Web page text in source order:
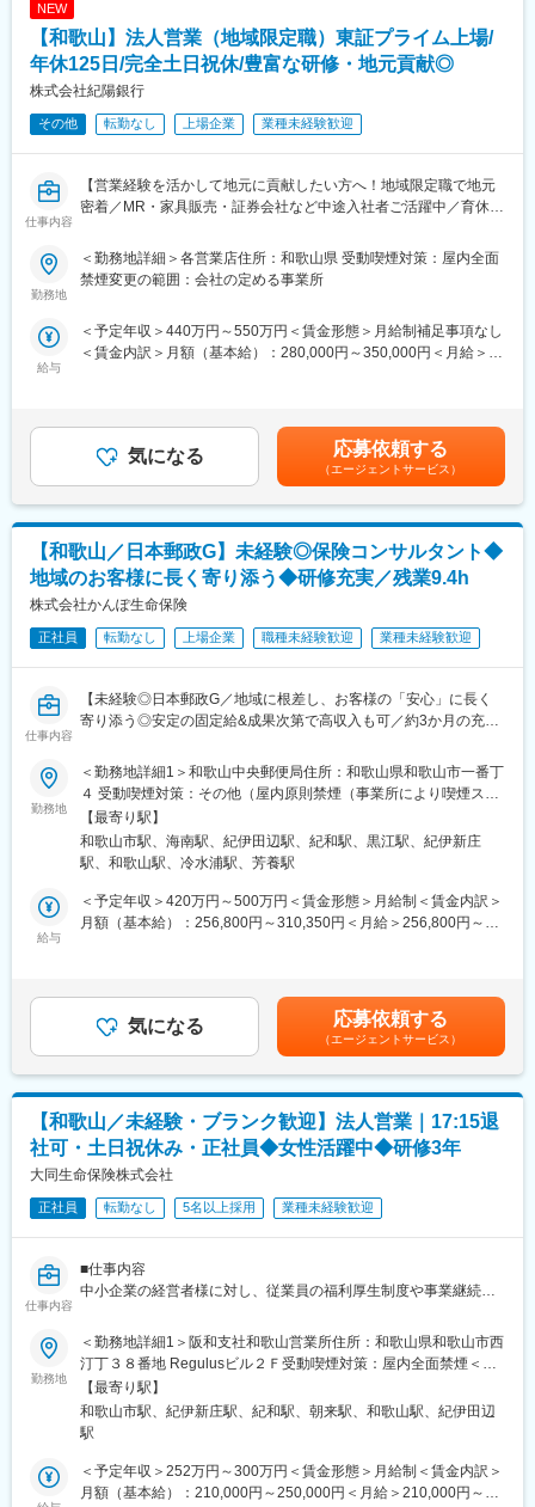
20商品)を扱っているため、商品力があり提案しやすい環境です。
また、財務指標が良好で、安定した経営基盤がございます。景況
感に左右されにくく、現在も安定的に成長しております。
変更の範囲：会社の定める業務
■主な業務内容：
・既存のお客様へ電話で状況確認、アポイント取得
・来店されたお客様への相談対応
・お客様のライフプラン(結婚、出産、転職など)をヒアリング
・がん保険、医療保険、介護保険などの見直し、追加提案
・契約後のフォロー、給付金請求などのサポート
■組織構成：
岩出店含め8名で構成されております。
■ポジションの魅力：
◎無理なく長期的に就業可能！
12連休取得した方もいます！
既存顧客中心のため、丁寧に向き合うほど信頼が深まり、その積
み重ねが提案の幅や成果につながります。
■当社について：
近畿で1番最初にアフラックサービスショップを開店したこともあ
り、長期的にご契約頂いているお客様も多く、現在、約20,000人
のご契約者様にご契約いただいております。
日本のがん保険の内シェア50％の知名度の高いアフラック商品(約
20商品)を扱っているため、商品力があり提案しやすい環境です。
また、財務指標が良好で、安定した経営基盤がございます。景況
変更の範囲：会社の定める業務
NEW
【和歌山】法人営業（地域限定職）東証プライム上場/
年休125日/完全土日祝休/豊富な研修・地元貢献◎
株式会社紀陽銀行
その他 転勤なし 上場企業 業種未経験歓迎
仕事内容
【営業経験を活かして地元に貢献したい方へ！地域限定職で地元
密着／MR・家具販売・証券会社など中途入社者ご活躍中／育休
◎】
担当エリアの地元企業様に対して、資金ニーズを聞き出し、融資
案件を組成する業務となります。
なります。
他業界からの中途入社実績が多く、銀行営業はコンサル業務に近
いため、顧客がどういうことにお悩みになられているか、その感
度やアンテナが高い方がご活躍しております。（他業界…MR、家
具販売、証券会社、保険会社、審判会社、カード会社など）
■研修制度
キャリア意識の向上やマネジメント力などを身につけていく「階
層別研修」、全行員共通の研修とは別系統で、職務やキャリアに
応じてスキルアップを図る「業務別研修」など、さまざまな教育
マートフォンや自宅のパソコンでセミナーや講義が視聴できる
KIYO Smart Banker（スマバン）も利用可能です。中小企業診断
など、行員のチャレンジ精神を存分に発揮できるサポート体制を
組んでいます。
■特徴・魅力
★さまざまな場面でコンサルティング機能を発揮
お客さまのさまざまな課題に対して、営業店と本部コンサルティ
ングセクションが連携する体制を構築しています。例えば、営業
推進本部（堺ビル）の『ピクシス営業室』では、地元企業のピク
★女性の活躍推進に積極的：育休取得率90％以上
厚生労働省から「子育てサポート企業」として認定され、「くる
極的な登用をはじめとする「ポジティブアクション」や「仕事と
家庭の両立支援」「キャリア支援」など、行員が働きやすい環境
を整えることで、多様な人材が活躍しています。
変更の範囲：会社の定める業務
勤務地
＜勤務地詳細＞各営業店住所：和歌山県 受動喫煙対策：屋内全面
禁煙変更の範囲：会社の定める事業所
給与
＜予定年収＞440万円～550万円＜賃金形態＞月給制補足事項なし
＜賃金内訳＞月額（基本給）：280,000円～350,000円＜月給＞
気になる 応募依頼する
（エージェントサービス）
【和歌山／日本郵政G】未経験◎保険コンサルタント◆
地域のお客様に長く寄り添う◆研修充実／残業9.4h
株式会社かんぽ生命保険
正社員 転勤なし 上場企業 職種未経験歓迎 業種未経験歓迎
仕事内容
【未経験◎日本郵政G／地域に根差し、お客様の「安心」に長く
寄り添う◎安定の固定給&成果次第で高収入も可／約3か月の充実
★未経験でも長期的にご活躍！
（1）約3か月の集合研修で同期とスタート★子育てなどで参加が
難しい方はリモートプログラムあり
└配属後も班体制で、教育トレーナーや先輩が日常的にフォロー
（2）営業・保険未経験で入社した社員が多数活躍中
└販売接客、事務、技術職、介護職など未経験スタートの社員が
多く定着・活躍中
└ノルマはなく上長と相談しながら目標設定。売上だけでなく、
お客様対応の質やアフターフォローなども含めて総合的に評価
をお任せいたします。
教育、結婚、出産、老後など日々の暮らしの中で生じるお悩みに
対し、郵便局と一体となった地域密着のサービスを活かしなが
ら、一人ひとりに寄り添ったご案内・ご相談対応を行います。
例）1日の流れ：
8:30始業／9:00訪問準備～訪問※契約内容のご説明等など
12:00昼食／13:00訪問
16:00帰社（翌日以降の訪問準備・事務作業）／17:15退社
郵便局の制服を着用しているため、お話を聞いていただきやす
く、アポイント取得や訪問時のハードルが低い点も特徴です。
「あなたに相談したい」「お願いしてよかった」といった言葉を
いただけたときに、大きな達成感とやりがいを感じられます。
できるようサポートします。
勤務地
＜勤務地詳細1＞和歌山中央郵便局住所：和歌山県和歌山市一番丁
４ 受動喫煙対策：その他（屋内原則禁煙（事業所により喫煙スペ
ースあり））＜勤務地詳細2＞海南郵便局住所：和歌山県海南市船
尾２００ 受動喫煙対策：その他（屋内原則禁煙（事業所により喫
煙スペースあり））＜勤務地詳細3＞田辺郵便局住所：和歌山県田
所により喫煙スペースあり））変更の範囲：他和歌山県内5カ所の
郵便局
【最寄り駅】
和歌山市駅、海南駅、紀伊田辺駅、紀和駅、黒江駅、紀伊新庄
駅、和歌山駅、冷水浦駅、芳養駅
給与
＜予定年収＞420万円～500万円＜賃金形態＞月給制＜賃金内訳＞
月額（基本給）：256,800円～310,350円＜月給＞256,800円～
当、都市部に勤務する社員に対する勤務地手当等を支給■詳細は社
内規程に基づき決定します。■昇給：年1回／賞与：年2回賃金は
あくまでも目安の金額であり、選考を通じて上下する可能性があ
ります。月給(月額)は固定手当を含めた表記です。
気になる 応募依頼する
（エージェントサービス）
【和歌山／未経験・ブランク歓迎】法人営業｜17:15退
社可・土日祝休み・正社員◆女性活躍中◆研修3年
大同生命保険株式会社
正社員 転勤なし 5名以上採用 業種未経験歓迎
仕事内容
■仕事内容
中小企業の経営者様に対し、従業員の福利厚生制度や事業継続に
単なる保険販売ではなく、企業経営を支えるパートナーとして経
営課題の解決をサポートします。
＜具体的には＞
提携している
・商工会議所
・納税協会
・法人会
などの会員企業へ訪問し、下記提案を行います。
勤務地
＜勤務地詳細1＞阪和支社和歌山営業所住所：和歌山県和歌山市西
汀丁３８番地 Regulusビル２Ｆ受動喫煙対策：屋内全面禁煙＜勤
務地詳細2＞阪和支社田辺連絡所住所：和歌山県田辺市新庄町
1717-12 受動喫煙対策：屋内全面禁煙変更の範囲：会社の定める
事業所
【最寄り駅】
和歌山市駅、紀伊新庄駅、紀和駅、朝来駅、和歌山駅、紀伊田辺
駅
＜予定年収＞252万円～300万円＜賃金形態＞月給制＜賃金内訳＞
月額（基本給）：210,000円～250,000円＜月給＞210,000円～